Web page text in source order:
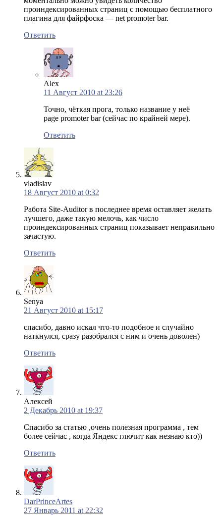
проиндексированных страниц с помощью бесплатного
плагина для файрфоска — net promoter bar.
Ответить
Alex
11 Август 2010 at 23:26
Точно, чёткая прога, только название у неё
page promoter bar (сейчас по крайней мере).
Ответить
vladislav
18 Август 2010 at 0:32
Работа Site-Auditor в последнее время оставляет желать
лучшего, даже такую мелочь, как число
проиндексированных страниц показывает неправильно
зачастую.
Ответить
Senya
21 Август 2010 at 15:17
спасибо, давно искал что-то подобное и случайно
наткнулся, сразу разобрался с ним и очень доволен)
Ответить
Алексей
2 Декабрь 2010 at 19:37
Спасибо за статью ,очень полезная программа , тем
более сейчас , когда Яндекс глючит как незнаю кто))
Ответить
DarPrinceArtes
27 Январь 2011 at 22:32